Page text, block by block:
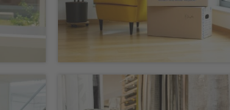
Fotografie „Janning Immobilien“